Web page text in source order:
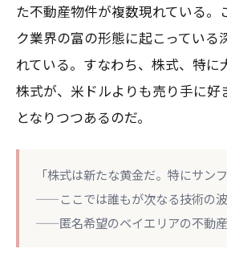
た不動産物件が複数現れている。
ク業界の富の形態に起こっている
れている。すなわち、株式、特に
株式が、米ドルよりも売り手に好
となりつつあるのだ。
「株式は新たな黄金だ。特にサン
——ここでは誰もが次なる技術の波
——匿名希望のベイエリアの不動